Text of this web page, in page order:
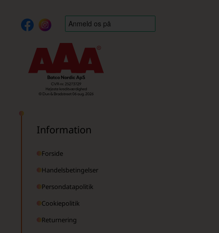
Information
Forside
Handelsbetingelser
Persondatapolitik
Cookiepolitik
Returnering